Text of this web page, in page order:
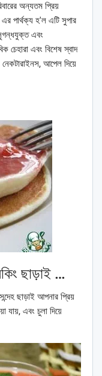
অন্যতম প্রিয়
পার্থক্য হ'ল এটি সুপার
এবং
চেহারা এবং বিশেষ স্বাদ
আপেল দিয়ে
ছাড়াই …
ছাড়াই আপনার প্রিয়
যায়, এবং চুলা দিয়ে